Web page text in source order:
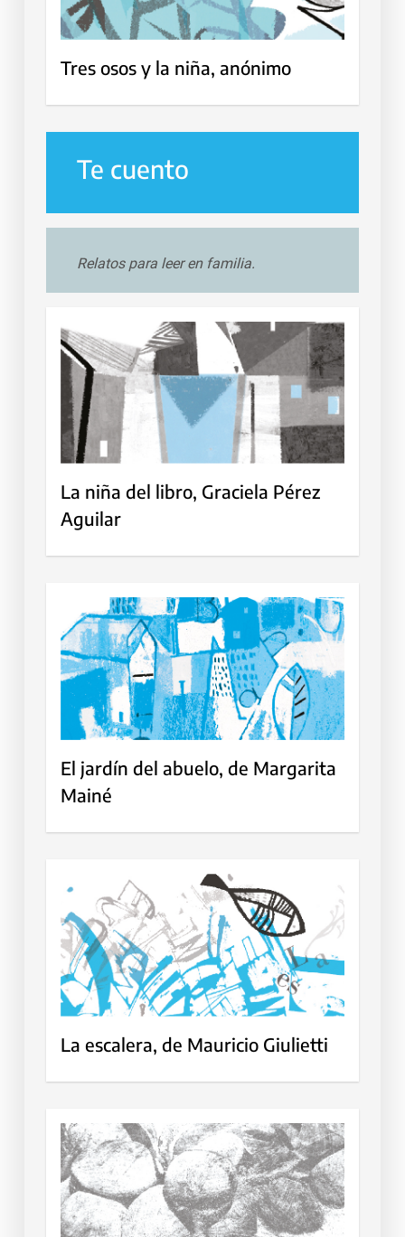
Tres osos y la niña, anónimo
Te cuento
Relatos para leer en familia.
La niña del libro, Graciela Pérez
Aguilar
El jardín del abuelo, de Margarita
Mainé
La escalera, de Mauricio Giulietti